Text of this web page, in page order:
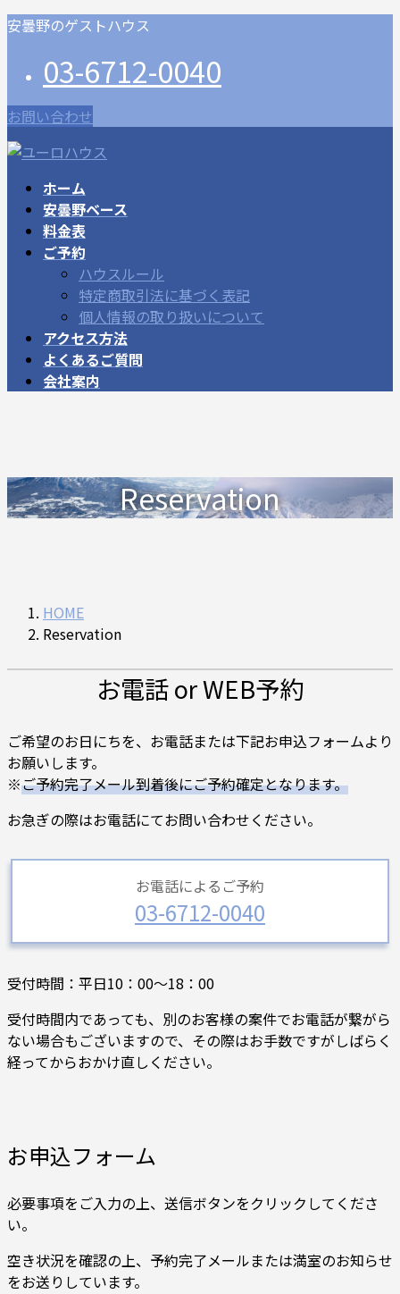
コ
ツ
に
移
ナ
シ
ョ
ン
安曇野のゲストハウス
03-6712-0040
お問い合わせ
ホーム
安曇野ベース
料金表
ご予約
ハウスルール
特定商取引法に基づく表記
個人情報の取り扱いについて
アクセス方法
よくあるご質問
会社案内
Reservation
HOME
Reservation
お電話 or WEB予約
ご希望のお日にちを、お電話または下記お申込フォームより
お願いします。
※ご予約完了メール到着後にご予約確定となります。
お急ぎの際はお電話にてお問い合わせください。
お電話によるご予約
03-6712-0040
受付時間：平日10：00～18：00
受付時間内であっても、別のお客様の案件でお電話が繋がら
ない場合もございますので、その際はお手数ですがしばらく
経ってからおかけ直しください。
お申込フォーム
必要事項をご入力の上、送信ボタンをクリックしてくださ
い。
空き状況を確認の上、予約完了メールまたは満室のお知らせ
をお送りしています。